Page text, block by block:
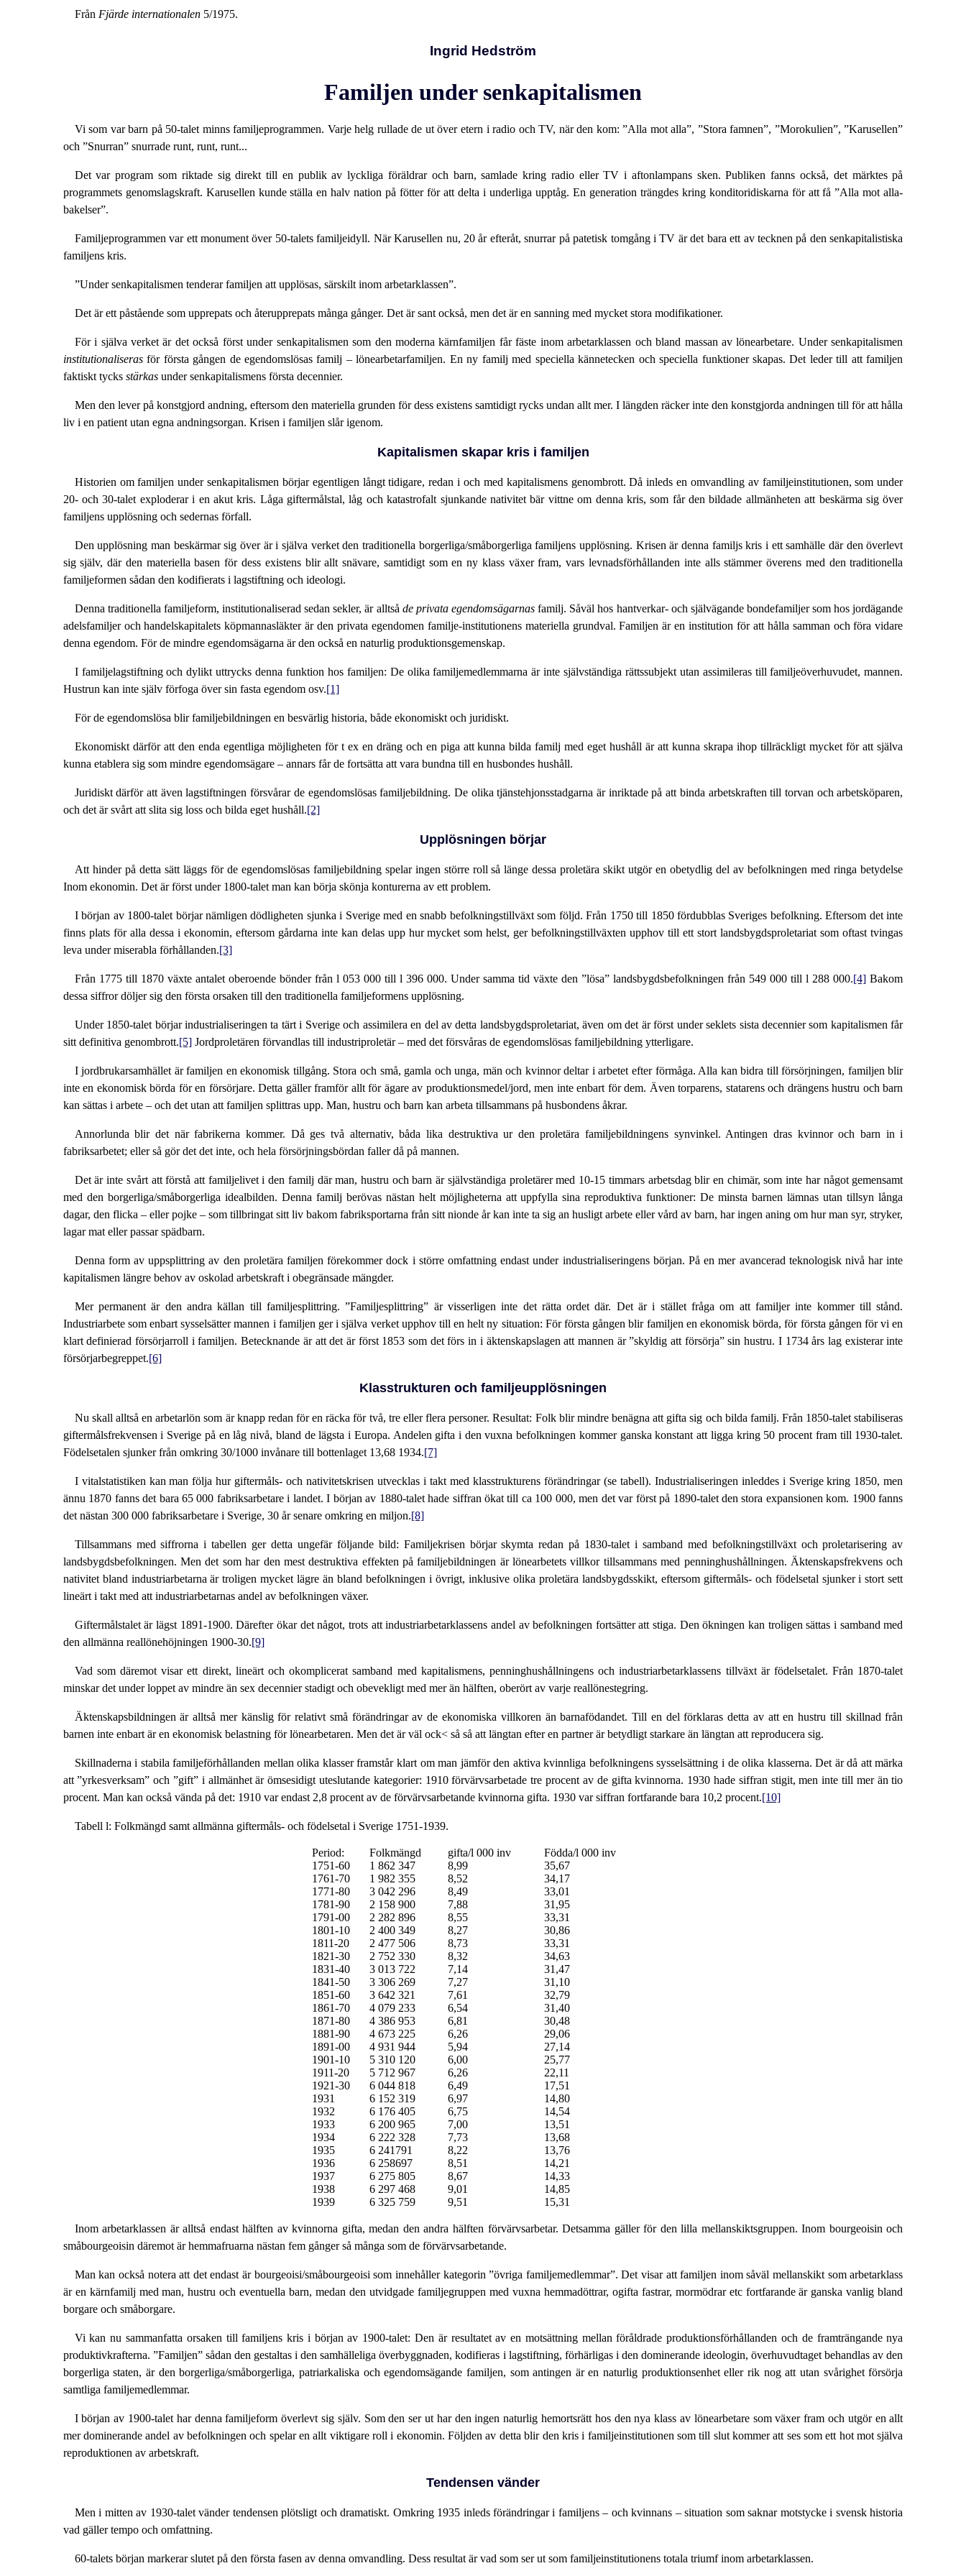
Från Fjärde internationalen5/1975.
Ingrid Hedström
Familjen under senkapitalismen
Vi som var barn på 50-talet minns familjeprogrammen. Varje helg rullade de ut över etern i radio och TV, när den kom: ”Alla mot alla”, ”Stora famnen”, ”Morokulien”, ”Karusellen”
och ”Snurran” snurrade runt, runt, runt...
Det var program som riktade sig direkt till en publik av lyckliga föräldrar och barn, samlade kring radio eller TV i aftonlampans sken. Publiken fanns också, det märktes på
programmets genomslagskraft. Karusellen kunde ställa en halv nation på fötter för att delta i underliga upptåg. En generation trängdes kring konditoridiskarna för att få ”Alla mot alla-
bakelser”.
Familjeprogrammen var ett monument över 50-talets familjeidyll. När Karusellen nu, 20 år efteråt, snurrar på patetisk tomgång i TV är det bara ett av tecknen på den senkapitalistiska
familjens kris.
”Under senkapitalismen tenderar familjen att upplösas, särskilt inom arbetarklassen”.
Det är ett påstående som upprepats och återupprepats många gånger. Det är sant också, men det är en sanning med mycket stora modifikationer.
För i själva verket är det också först under senkapitalismen som den moderna kärnfamiljen får fäste inom arbetarklassen och bland massan av lönearbetare. Under senkapitalismen
institutionaliserasför första gången de egendomslösas familj – lönearbetarfamiljen. En ny familj med speciella kännetecken och speciella funktioner skapas. Det leder till att familjen
faktiskt tycks stärkasunder senkapitalismens första decennier.
Men den lever på konstgjord andning, eftersom den materiella grunden för dess existens samtidigt rycks undan allt mer. I längden räcker inte den konstgjorda andningen till för att hålla
liv i en patient utan egna andningsorgan. Krisen i familjen slår igenom.
Kapitalismen skapar kris i familjen
Historien om familjen under senkapitalismen börjar egentligen långt tidigare, redan i och med kapitalismens genombrott. Då inleds en omvandling av familjeinstitutionen, som under
20- och 30-talet exploderar i en akut kris. Låga giftermålstal, låg och katastrofalt sjunkande nativitet bär vittne om denna kris, som får den bildade allmänheten att beskärma sig över
familjens upplösning och sedernas förfall.
Den upplösning man beskärmar sig över är i själva verket den traditionella borgerliga/småborgerliga familjens upplösning. Krisen är denna familjs kris i ett samhälle där den överlevt
sig själv, där den materiella basen för dess existens blir allt snävare, samtidigt som en ny klass växer fram, vars levnadsförhållanden inte alls stämmer överens med den traditionella
familjeformen sådan den kodifierats i lagstiftning och ideologi.
Denna traditionella familjeform, institutionaliserad sedan sekler, är alltså de privata egendomsägarnas familj. Såväl hos hantverkar- och självägande bondefamiljer som hos jordägande
adelsfamiljer och handelskapitalets köpmannasläkter är den privata egendomen familje-institutionens materiella grundval. Familjen är en institution för att hålla samman och föra vidare
denna egendom. För de mindre egendomsägarna är den också en naturlig produktionsgemenskap.
I familjelagstiftning och dylikt uttrycks denna funktion hos familjen: De olika familjemedlemmarna är inte självständiga rättssubjekt utan assimileras till familjeöverhuvudet, mannen.
Hustrun kan inte själv förfoga över sin fasta egendom osv.[1]
För de egendomslösa blir familjebildningen en besvärlig historia, både ekonomiskt och juridiskt.
Ekonomiskt därför att den enda egentliga möjligheten för t ex en dräng och en piga att kunna bilda familj med eget hushåll är att kunna skrapa ihop tillräckligt mycket för att själva
kunna etablera sig som mindre egendomsägare – annars får de fortsätta att vara bundna till en husbondes hushåll.
Juridiskt därför att även lagstiftningen försvårar de egendomslösas familjebildning. De olika tjänstehjonsstadgarna är inriktade på att binda arbetskraften till torvan och arbetsköparen,
och det är svårt att slita sig loss och bilda eget hushåll.[2]
Upplösningen börjar
Att hinder på detta sätt läggs för de egendomslösas familjebildning spelar ingen större roll så länge dessa proletära skikt utgör en obetydlig del av befolkningen med ringa betydelse
Inom ekonomin. Det är först under 1800-talet man kan börja skönja konturerna av ett problem.
I början av 1800-talet börjar nämligen dödligheten sjunka i Sverige med en snabb befolkningstillväxt som följd. Från 1750 till 1850 fördubblas Sveriges befolkning. Eftersom det inte
finns plats för alla dessa i ekonomin, eftersom gårdarna inte kan delas upp hur mycket som helst, ger befolkningstillväxten upphov till ett stort landsbygdsproletariat som oftast tvingas
leva under miserabla förhållanden.[3]
Från 1775 till 1870 växte antalet oberoende bönder från l 053 000 till l 396 000. Under samma tid växte den ”lösa” landsbygdsbefolkningen från 549 000 till l 288 000.[4] Bakom
dessa siffror döljer sig den första orsaken till den traditionella familjeformens upplösning.
Under 1850-talet börjar industrialiseringen ta tärt i Sverige och assimilera en del av detta landsbygdsproletariat, även om det är först under seklets sista decennier som kapitalismen får
sitt definitiva genombrott.[5]Jordproletären förvandlas till industriproletär – med det försvåras de egendomslösas familjebildning ytterligare.
I jordbrukarsamhället är familjen en ekonomisk tillgång. Stora och små, gamla och unga, män och kvinnor deltar i arbetet efter förmåga. Alla kan bidra till försörjningen, familjen blir
inte en ekonomisk börda för en försörjare. Detta gäller framför allt för ägare av produktionsmedel/jord, men inte enbart för dem. Även torparens, statarens och drängens hustru och barn
kan sättas i arbete – och det utan att familjen splittras upp. Man, hustru och barn kan arbeta tillsammans på husbondens åkrar.
Annorlunda blir det när fabrikerna kommer. Då ges två alternativ, båda lika destruktiva ur den proletära familjebildningens synvinkel. Antingen dras kvinnor och barn in i
fabriksarbetet; eller så gör det det inte, och hela försörjningsbördan faller då på mannen.
Det är inte svårt att förstå att familjelivet i den familj där man, hustru och barn är självständiga proletärer med 10-15 timmars arbetsdag blir en chimär, som inte har något gemensamt
med den borgerliga/småborgerliga idealbilden. Denna familj berövas nästan helt möjligheterna att uppfylla sina reproduktiva funktioner: De minsta barnen lämnas utan tillsyn långa
dagar, den flicka – eller pojke – som tillbringat sitt liv bakom fabriksportarna från sitt nionde år kan inte ta sig an husligt arbete eller vård av barn, har ingen aning om hur man syr, stryker,
lagar mat eller passar spädbarn.
Denna form av uppsplittring av den proletära familjen förekommer dock i större omfattning endast under industrialiseringens början. På en mer avancerad teknologisk nivå har inte
kapitalismen längre behov av oskolad arbetskraft i obegränsade mängder.
Mer permanent är den andra källan till familjesplittring. ”Familjesplittring” är visserligen inte det rätta ordet där. Det är i stället fråga om att familjer inte kommer till stånd.
Industriarbete som enbart sysselsätter mannen i familjen ger i själva verket upphov till en helt ny situation: För första gången blir familjen en ekonomisk börda, för första gången för vi en
klart definierad försörjarroll i familjen. Betecknande är att det är först 1853 som det förs in i äktenskapslagen att mannen är ”skyldig att försörja” sin hustru. I 1734 års lag existerar inte
försörjarbegreppet.[6]
Klasstrukturen och familjeupplösningen
Nu skall alltså en arbetarlön som är knapp redan för en räcka för två, tre eller flera personer. Resultat: Folk blir mindre benägna att gifta sig och bilda familj. Från 1850-talet stabiliseras
giftermålsfrekvensen i Sverige på en låg nivå, bland de lägsta i Europa. Andelen gifta i den vuxna befolkningen kommer ganska konstant att ligga kring 50 procent fram till 1930-talet.
Födelsetalen sjunker från omkring 30/1000 invånare till bottenlaget 13,68 1934.[7]
I vitalstatistiken kan man följa hur giftermåls- och nativitetskrisen utvecklas i takt med klasstrukturens förändringar (se tabell). Industrialiseringen inleddes i Sverige kring 1850, men
ännu 1870 fanns det bara 65 000 fabriksarbetare i landet. I början av 1880-talet hade siffran ökat till ca 100 000, men det var först på 1890-talet den stora expansionen kom. 1900 fanns
det nästan 300 000 fabriksarbetare i Sverige, 30 år senare omkring en miljon.[8]
Tillsammans med siffrorna i tabellen ger detta ungefär följande bild: Familjekrisen börjar skymta redan på 1830-talet i samband med befolkningstillväxt och proletarisering av
landsbygdsbefolkningen. Men det som har den mest destruktiva effekten på familjebildningen är lönearbetets villkor tillsammans med penninghushållningen. Äktenskapsfrekvens och
nativitet bland industriarbetarna är troligen mycket lägre än bland befolkningen i övrigt, inklusive olika proletära landsbygdsskikt, eftersom giftermåls- och födelsetal sjunker i stort sett
lineärt i takt med att industriarbetarnas andel av befolkningen växer.
Giftermålstalet är lägst 1891-1900. Därefter ökar det något, trots att industriarbetarklassens andel av befolkningen fortsätter att stiga. Den ökningen kan troligen sättas i samband med
den allmänna reallönehöjningen 1900-30.[9]
Vad som däremot visar ett direkt, lineärt och okomplicerat samband med kapitalismens, penninghushållningens och industriarbetarklassens tillväxt är födelsetalet. Från 1870-talet
minskar det under loppet av mindre än sex decennier stadigt och obevekligt med mer än hälften, oberört av varje reallönestegring.
Äktenskapsbildningen är alltså mer känslig för relativt små förändringar av de ekonomiska villkoren än barnafödandet. Till en del förklaras detta av att en hustru till skillnad från
barnen inte enbart är en ekonomisk belastning för lönearbetaren. Men det är väl ock< så så att längtan efter en partner är betydligt starkare än längtan att reproducera sig.
Skillnaderna i stabila familjeförhållanden mellan olika klasser framstår klart om man jämför den aktiva kvinnliga befolkningens sysselsättning i de olika klasserna. Det är då att märka
att ”yrkesverksam” och ”gift” i allmänhet är ömsesidigt uteslutande kategorier: 1910 förvärvsarbetade tre procent av de gifta kvinnorna. 1930 hade siffran stigit, men inte till mer än tio
procent. Man kan också vända på det: 1910 var endast 2,8 procent av de förvärvsarbetande kvinnorna gifta. 1930 var siffran fortfarande bara 10,2 procent.[10]
Tabell l: Folkmängd samt allmänna giftermåls- och födelsetal i Sverige 1751-1939.
Period: Folkmängd gifta/l 000 inv
Födda/l 000 inv
1751-60
1 862 347 8,99
35,67
1761-70
1 982 355 8,52
34,17
1771-80
3 042 296 8,49
33,01
1781-90
2 158 900 7,88
31,95
1791-00
2 282 896 8,55
33,31
1801-10
2 400 349 8,27
30,86
1811-20
2 477 506 8,73
33,31
1821-30
2 752 330 8,32
34,63
1831-40
3 013 722 7,14
31,47
1841-50
3 306 269 7,27
31,10
1851-60
3 642 321 7,61
32,79
1861-70
4 079 233 6,54
31,40
1871-80
4 386 953 6,81
30,48
1881-90
4 673 225 6,26
29,06
1891-00
4 931 944 5,94
27,14
1901-10
5 310 120 6,00
25,77
1911-20
5 712 967 6,26
22,11
1921-30
6 044 818 6,49
17,51
1931
6 152 319 6,97
14,80
1932
6 176 405 6,75
14,54
1933
6 200 965 7,00
13,51
1934
6 222 328 7,73
13,68
1935
6 241791 8,22
13,76
1936
6 258697 8,51
14,21
1937
6 275 805 8,67
14,33
1938
6 297 468 9,01
14,85
1939
6 325 759 9,51 15,31
Inom arbetarklassen är alltså endast hälften av kvinnorna gifta, medan den andra hälften förvärvsarbetar. Detsamma gäller för den lilla mellanskiktsgruppen. Inom bourgeoisin och
småbourgeoisin däremot är hemmafruarna nästan fem gånger så många som de förvärvsarbetande.
Man kan också notera att det endast är bourgeoisi/småbourgeoisi som innehåller kategorin ”övriga familjemedlemmar”. Det visar att familjen inom såväl mellanskikt som arbetarklass
är en kärnfamilj med man, hustru och eventuella barn, medan den utvidgade familjegruppen med vuxna hemmadöttrar, ogifta fastrar, mormödrar etc fortfarande är ganska vanlig bland
borgare och småborgare.
Vi kan nu sammanfatta orsaken till familjens kris i början av 1900-talet: Den är resultatet av en motsättning mellan föråldrade produktionsförhållanden och de framträngande nya
produktivkrafterna. ”Familjen” sådan den gestaltas i den samhälleliga överbyggnaden, kodifieras i lagstiftning, förhärligas i den dominerande ideologin, överhuvudtaget behandlas av den
borgerliga staten, är den borgerliga/småborgerliga, patriarkaliska och egendomsägande familjen, som antingen är en naturlig produktionsenhet eller rik nog att utan svårighet försörja
samtliga familjemedlemmar.
I början av 1900-talet har denna familjeform överlevt sig själv. Som den ser ut har den ingen naturlig hemortsrätt hos den nya klass av lönearbetare som växer fram och utgör en allt
mer dominerande andel av befolkningen och spelar en allt viktigare roll i ekonomin. Följden av detta blir den kris i familjeinstitutionen som till slut kommer att ses som ett hot mot själva
reproduktionen av arbetskraft.
Tendensen vänder
Men i mitten av 1930-talet vänder tendensen plötsligt och dramatiskt. Omkring 1935 inleds förändringar i familjens – och kvinnans – situation som saknar motstycke i svensk historia
vad gäller tempo och omfattning.
60-talets början markerar slutet på den första fasen av denna omvandling. Dess resultat är vad som ser ut som familjeinstitutionens totala triumf inom arbetarklassen.